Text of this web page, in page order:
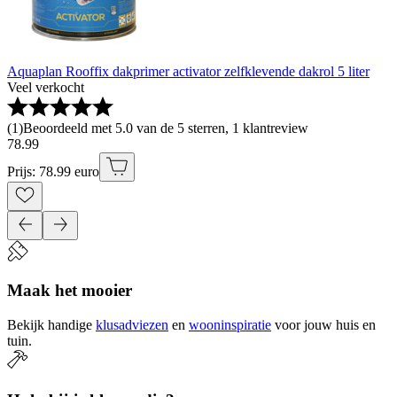
Aquaplan Rooffix dakprimer activator zelfklevende dakrol 5 liter
Veel verkocht
(1)Beoordeeld met 5.0 van de 5 sterren, 1 klantreview
78.99
Prijs: 78.99 euro
Maak het mooier
Bekijk handige klusadviezen en wooninspiratie voor jouw huis en
tuin.